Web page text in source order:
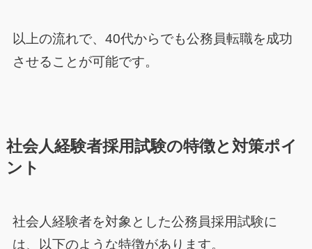
以上の流れで、40代からでも公務員転職を成功
させることが可能です。
社会人経験者採用試験の特徴と対策ポイ
ント
社会人経験者を対象とした公務員採用試験に
は、以下のような特徴があります。